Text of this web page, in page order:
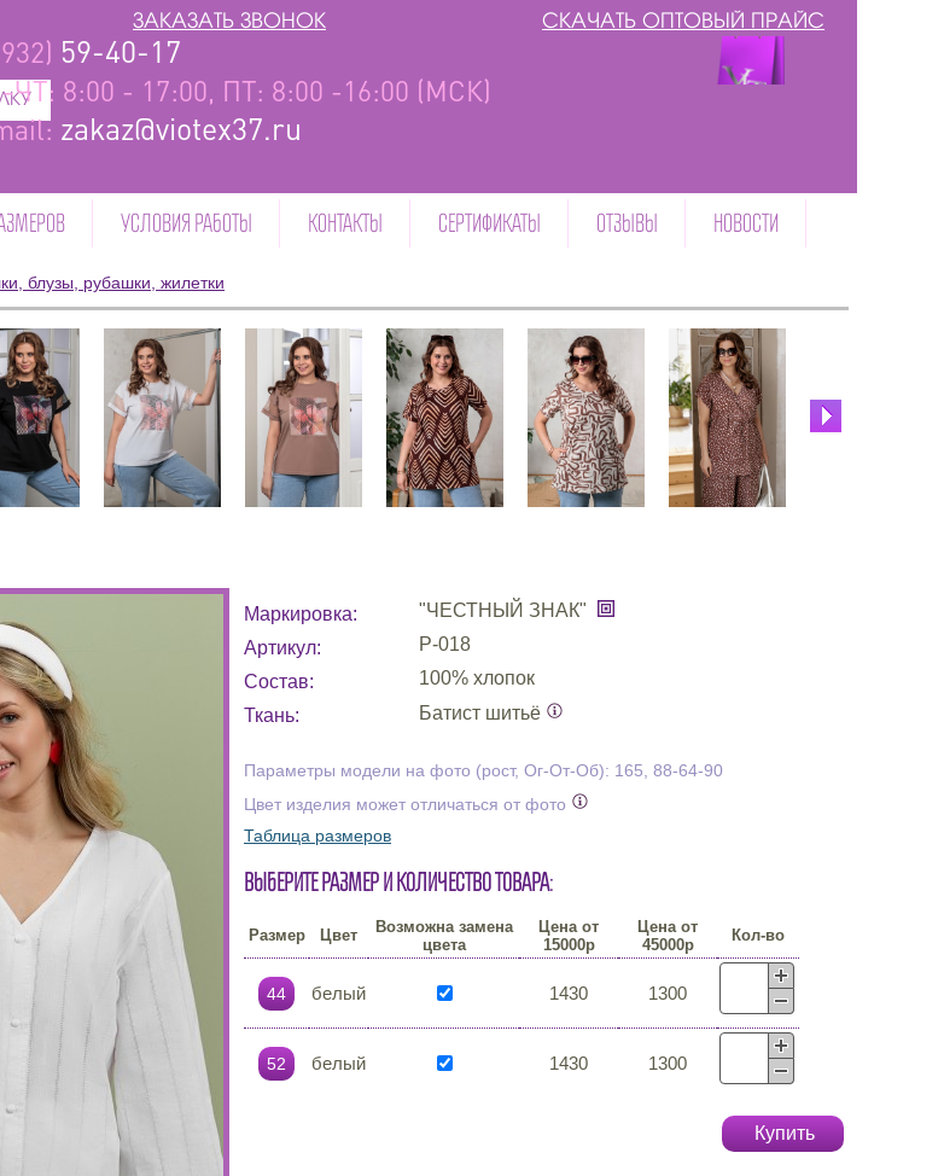
59-40-17
8:00 - 17:00, ПТ: 8:00 -16:00 (МСК)
zakaz@viotex37.ru
СКАЧАТЬ ОПТОВЫЙ ПРАЙС
ЗАКАЗАТЬ ЗВОНОК
УСЛОВИЯ РАБОТЫ КОНТАКТЫ СЕРТИФИКАТЫ ОТЗЫВЫ НОВОСТИ
блузы, рубашки, жилетки
Маркировка:
"ЧЕСТНЫЙ ЗНАК"
Артикул:
Р-018
Состав:
100% хлопок
Ткань:
Батист шитьё
Параметры модели на фото (рост, Ог-От-Об): 165, 88-64-90
Цвет изделия может отличаться от фото
Таблица размеров
Выберите размер и количество товара:
Размер Цвет
Возможна замена
цвета
Цена от
15000р
Цена от
45000р
Кол-во
44 белый 1430 1300
52 белый 1430 1300
Купить